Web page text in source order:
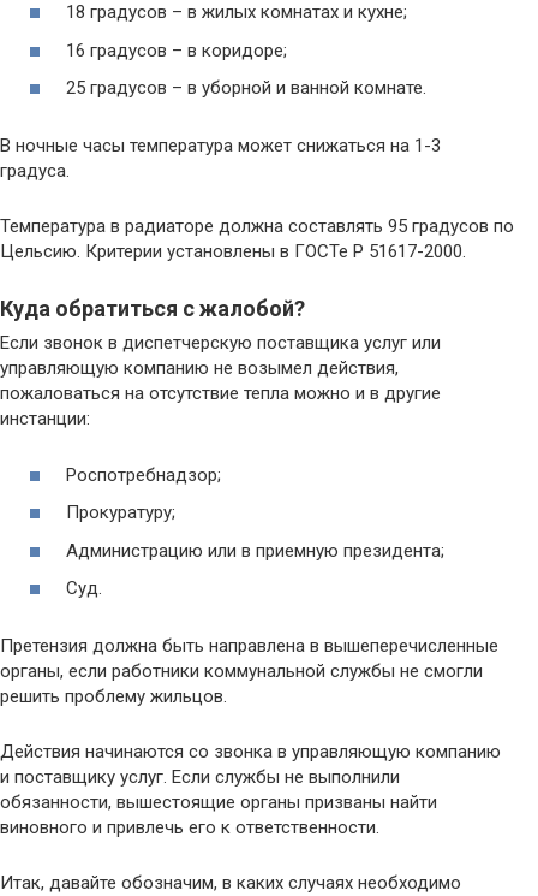
18 градусов – в жилых комнатах и кухне;
16 градусов – в коридоре;
25 градусов – в уборной и ванной комнате.
В ночные часы температура может снижаться на 1-3
градуса.
Температура в радиаторе должна составлять 95 градусов по
Цельсию. Критерии установлены в ГОСТе Р 51617-2000.
Куда обратиться с жалобой?
Если звонок в диспетчерскую поставщика услуг или
управляющую компанию не возымел действия,
пожаловаться на отсутствие тепла можно и в другие
инстанции:
Роспотребнадзор;
Прокуратуру;
Администрацию или в приемную президента;
Суд.
Претензия должна быть направлена в вышеперечисленные
органы, если работники коммунальной службы не смогли
решить проблему жильцов.
Действия начинаются со звонка в управляющую компанию
и поставщику услуг. Если службы не выполнили
обязанности, вышестоящие органы призваны найти
виновного и привлечь его к ответственности.
Итак, давайте обозначим, в каких случаях необходимо